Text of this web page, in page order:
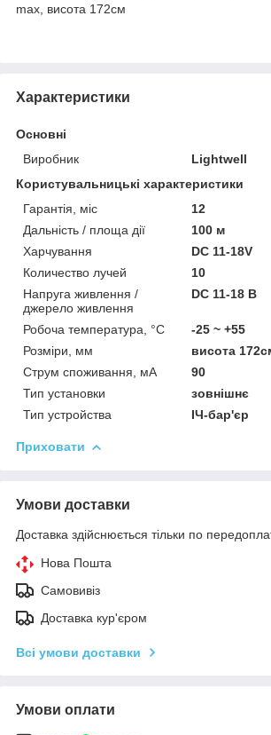
max, висота 172см
Характеристики
Основні
Виробник
Lightwell
Користувальницькі характеристики
Гарантія, міс
12
Дальність / площа дії
100 м
Харчування
DC 11-18V
Количество лучей
10
Напруга живлення /
джерело живлення
DC 11-18 В
Робоча температура, °C
-25 ~ +55
Розміри, мм
висота
Струм споживання, мА
90
Тип установки
зовнішнє
Тип устройства
ІЧ-бар'єр
Приховати
Умови доставки
Доставка здійснюється тільки по
Нова Пошта
Самовивіз
Доставка кур'єром
Всі умови доставки
Умови оплати